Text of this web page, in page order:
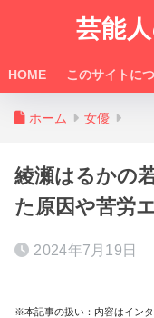
芸能
HOME このサイトに
ホーム 女優
綾瀬はるかの
た原因や苦労
2024年7月19日
※本記事の扱い：内容はイン